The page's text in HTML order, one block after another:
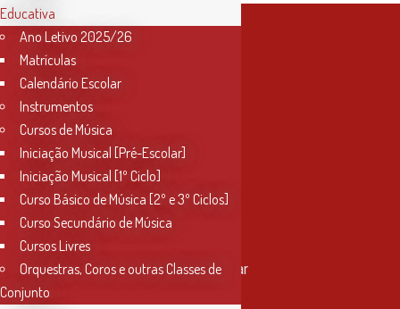
Contactos
Rua Miguel Bombarda, nº 4, 1º andar
2000-080 Santarém
Educativa
Ano Letivo 2025/26
Matrículas
Calendário Escolar
Instrumentos
Cursos de Música
Iniciação Musical [Pré-Escolar]
Iniciação Musical [1º Ciclo]
Curso Básico de Música [2º e 3º Ciclos]
Curso Secundário de Música
Cursos Livres
Orquestras, Coros e outras Classes de
Conjunto